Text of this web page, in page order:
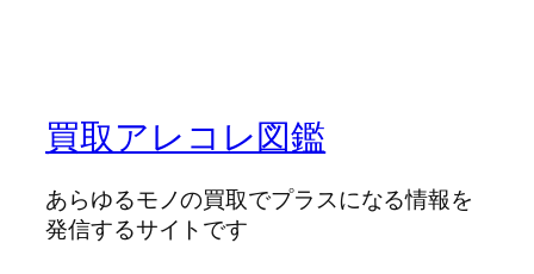
買取アレコレ図鑑
あらゆるモノの買取でプラスになる情報を
発信するサイトです